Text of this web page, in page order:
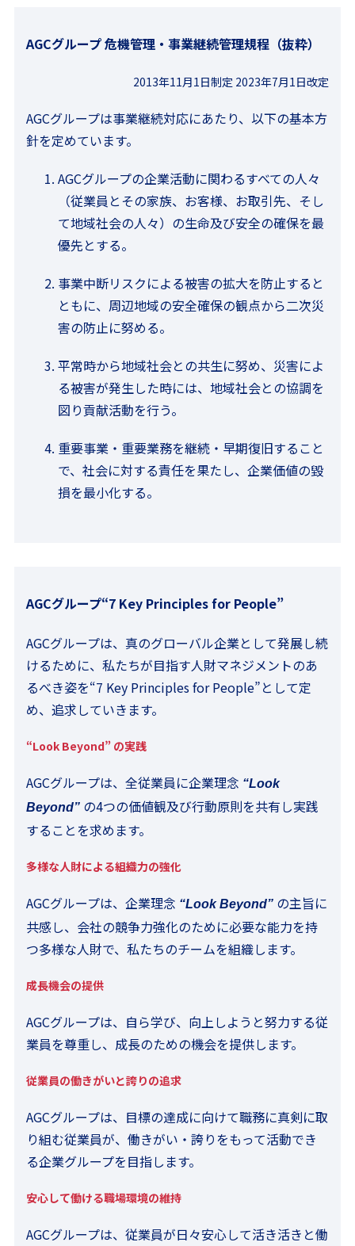
AGCグループ 危機管理・事業継続管理規程（抜粋）
2013年11月1日制定 2023年7月1日改定
AGCグループは事業継続対応にあたり、以下の基本方
針を定めています。
AGCグループの企業活動に関わるすべての人々
（従業員とその家族、お客様、お取引先、そし
て地域社会の人々）の生命及び安全の確保を最
優先とする。
事業中断リスクによる被害の拡大を防止すると
ともに、周辺地域の安全確保の観点から二次災
害の防止に努める。
平常時から地域社会との共生に努め、災害によ
る被害が発生した時には、地域社会との協調を
図り貢献活動を行う。
重要事業・重要業務を継続・早期復旧すること
で、社会に対する責任を果たし、企業価値の毀
損を最小化する。
AGCグループ“7 Key Principles for People”
AGCグループは、真のグローバル企業として発展し続
けるために、私たちが目指す人財マネジメントのあ
るべき姿を“7 Key Principles for People”として定
め、追求していきます。
“Look Beyond”の実践
AGCグループは、全従業員に企業理念 “Look
Beyond”の4つの価値観及び行動原則を共有し実践
することを求めます。
多様な人財による組織力の強化
AGCグループは、企業理念 “Look Beyond”の主旨に
共感し、会社の競争力強化のために必要な能力を持
つ多様な人財で、私たちのチームを組織します。
成長機会の提供
AGCグループは、自ら学び、向上しようと努力する従
業員を尊重し、成長のための機会を提供します。
従業員の働きがいと誇りの追求
AGCグループは、目標の達成に向けて職務に真剣に取
り組む従業員が、働きがい・誇りをもって活動でき
る企業グループを目指します。
安心して働ける職場環境の維持
AGCグループは、従業員が日々安心して活き活きと働